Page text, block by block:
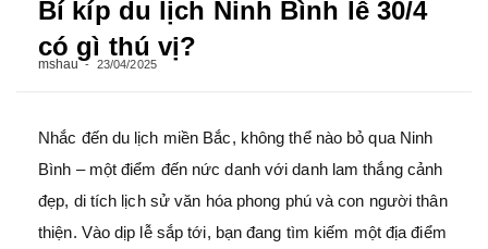
Bí kíp du lịch Ninh Bình lễ 30/4
có gì thú vị?
mshau 23/04/2025
Nhắc đến du lịch miền Bắc, không thể nào bỏ qua Ninh
Bình – một điểm đến nức danh với danh lam thắng cảnh
đẹp, di tích lịch sử văn hóa phong phú và con người thân
thiện. Vào dịp lễ sắp tới, bạn đang tìm kiếm một địa điểm